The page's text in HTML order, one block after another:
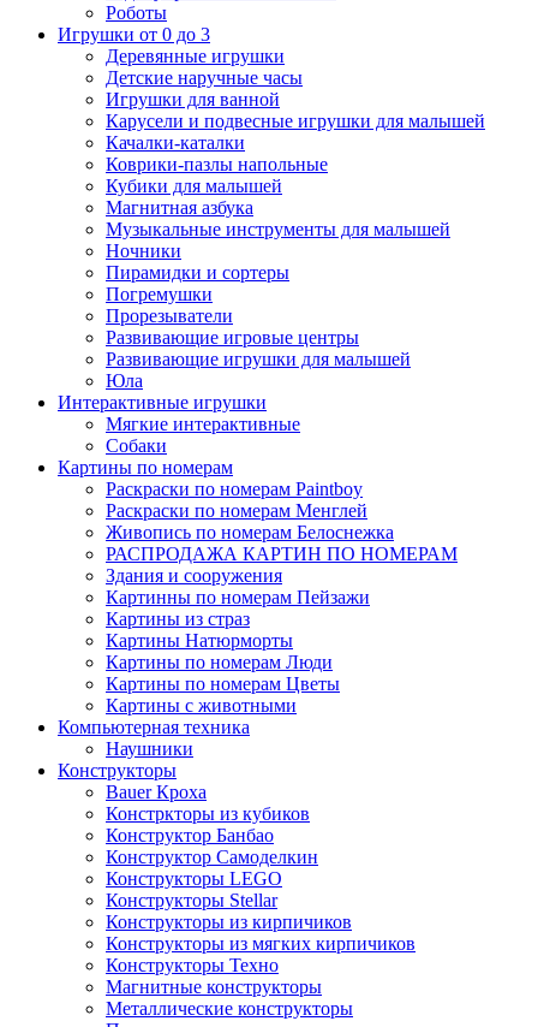
Роботы
Игрушки от 0 до 3
Деревянные игрушки
Детские наручные часы
Игрушки для ванной
Карусели и подвесные игрушки для малышей
Качалки-каталки
Коврики-пазлы напольные
Кубики для малышей
Магнитная азбука
Музыкальные инструменты для малышей
Ночники
Пирамидки и сортеры
Погремушки
Прорезыватели
Развивающие игровые центры
Развивающие игрушки для малышей
Юла
Интерактивные игрушки
Мягкие интерактивные
Собаки
Картины по номерам
Раскраски по номерам Paintboy
Раскраски по номерам Менглей
Живопись по номерам Белоснежка
РАСПРОДАЖА КАРТИН ПО НОМЕРАМ
Здания и сооружения
Картинны по номерам Пейзажи
Картины из страз
Картины Натюрморты
Картины по номерам Люди
Картины по номерам Цветы
Картины с животными
Компьютерная техника
Наушники
Конструкторы
Bauer Кроха
Констркторы из кубиков
Конструктор Банбао
Конструктор Самоделкин
Конструкторы LEGO
Конструкторы Stellar
Конструкторы из кирпичиков
Конструкторы из мягких кирпичиков
Конструкторы Техно
Магнитные конструкторы
Металлические конструкторы